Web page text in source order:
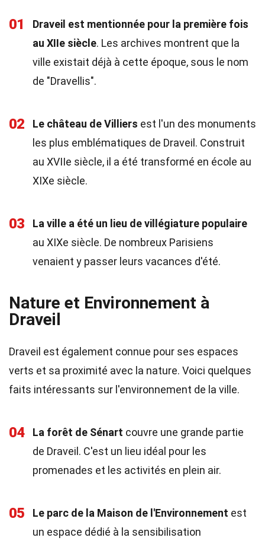
01
Draveil est mentionnée pour la première fois
au XIIe siècle. Les archives montrent que la
ville existait déjà à cette époque, sous le nom
de "Dravellis".
02 Le château de Villiers est l'un des monuments
les plus emblématiques de Draveil. Construit
au XVIIe siècle, il a été transformé en école au
XIXe siècle.
03
La ville a été un lieu de villégiature populaire
au XIXe siècle. De nombreux Parisiens
venaient y passer leurs vacances d'été.
Nature et Environnement à
Draveil
Draveil est également connue pour ses espaces
verts et sa proximité avec la nature. Voici quelques
faits intéressants sur l'environnement de la ville.
04 La forêt de Sénart couvre une grande partie
de Draveil. C'est un lieu idéal pour les
promenades et les activités en plein air.
05 Le parc de la Maison de l'Environnement est
un espace dédié à la sensibilisation